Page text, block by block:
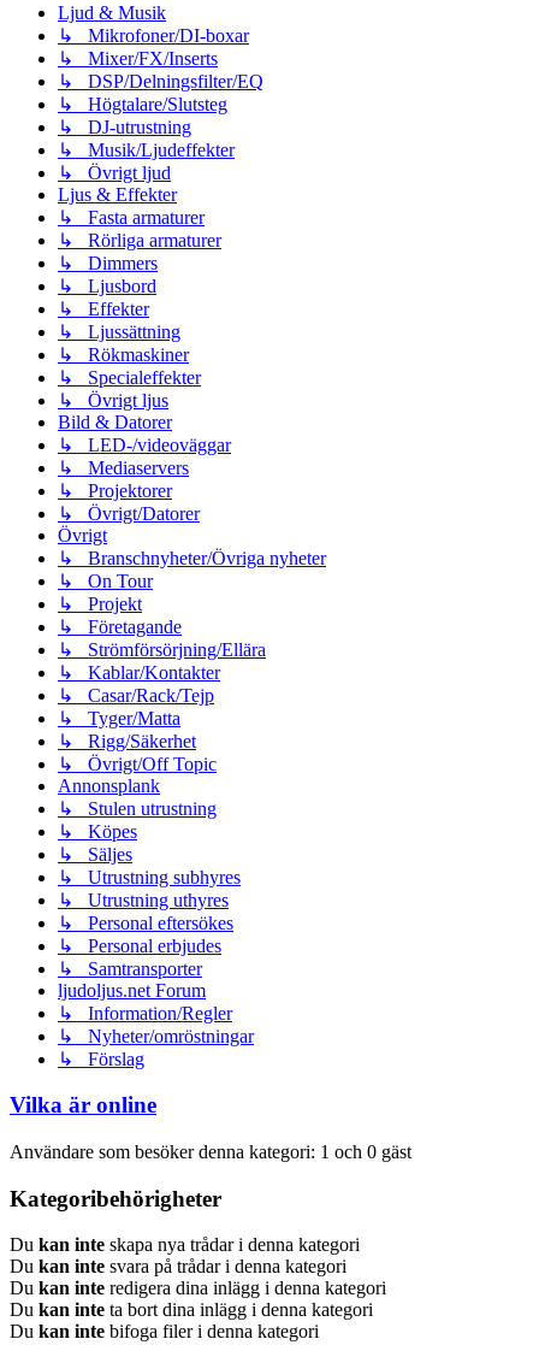
Ljud & Musik
↳ Mikrofoner/DI-boxar
↳ Mixer/FX/Inserts
↳ DSP/Delningsfilter/EQ
↳ Högtalare/Slutsteg
↳ DJ-utrustning
↳ Musik/Ljudeffekter
↳ Övrigt ljud
Ljus & Effekter
↳ Fasta armaturer
↳ Rörliga armaturer
↳ Dimmers
↳ Ljusbord
↳ Effekter
↳ Ljussättning
↳ Rökmaskiner
↳ Specialeffekter
↳ Övrigt ljus
Bild & Datorer
↳ LED-/videoväggar
↳ Mediaservers
↳ Projektorer
↳ Övrigt/Datorer
Övrigt
↳ Branschnyheter/Övriga nyheter
↳ On Tour
↳ Projekt
↳ Företagande
↳ Strömförsörjning/Ellära
↳ Kablar/Kontakter
↳ Casar/Rack/Tejp
↳ Tyger/Matta
↳ Rigg/Säkerhet
↳ Övrigt/Off Topic
Annonsplank
↳ Stulen utrustning
↳ Köpes
↳ Säljes
↳ Utrustning subhyres
↳ Utrustning uthyres
↳ Personal eftersökes
↳ Personal erbjudes
↳ Samtransporter
ljudoljus.net Forum
↳ Information/Regler
↳ Nyheter/omröstningar
↳ Förslag
Vilka är online
Användare som besöker denna kategori: 1 och 0 gäst
Kategoribehörigheter
Du kan inte skapa nya trådar i denna kategori
Du kan inte svara på trådar i denna kategori
Du kan inte redigera dina inlägg i denna kategori
Du kan inte ta bort dina inlägg i denna kategori
Du kan inte bifoga filer i denna kategori